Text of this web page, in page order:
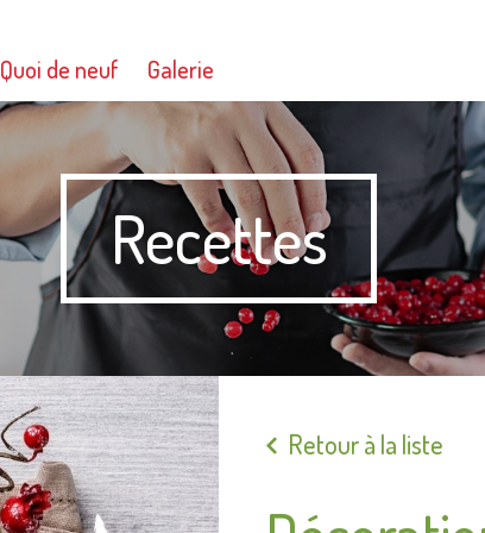
Quoi de neuf Galerie
Recettes
Retour à la liste